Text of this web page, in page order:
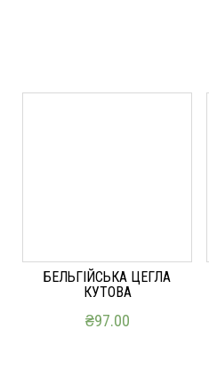
БЕЛЬГІЙСЬКА ЦЕГЛА
КУТОВА
₴97.00